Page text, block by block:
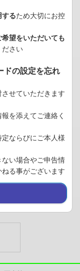
するため大切にお控
望をいただいても
ださい
ドの設定を忘れ
せていただきます
を添えてご連絡く
ならびにご本人様
い場合やご申告情
る事がございます